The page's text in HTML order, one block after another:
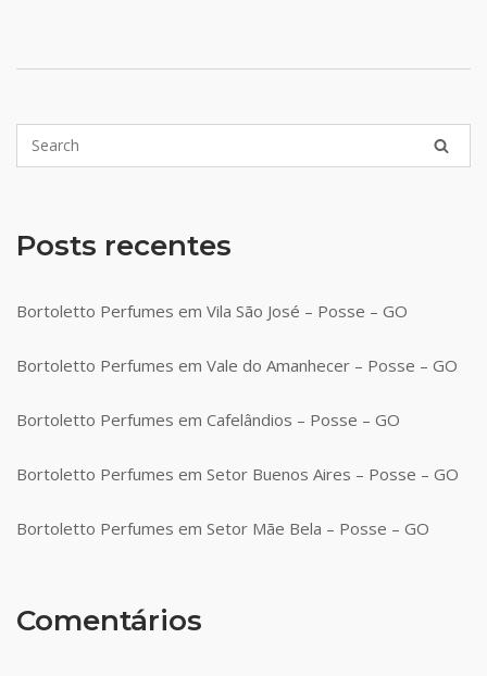
Posts recentes
Bortoletto Perfumes em Vila São José – Posse – GO
Bortoletto Perfumes em Vale do Amanhecer – Posse – GO
Bortoletto Perfumes em Cafelândios – Posse – GO
Bortoletto Perfumes em Setor Buenos Aires – Posse – GO
Bortoletto Perfumes em Setor Mãe Bela – Posse – GO
Comentários